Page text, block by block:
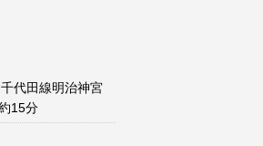
代田線明治神宮
15分